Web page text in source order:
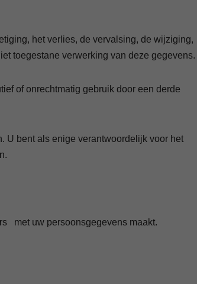
het verlies, de vervalsing, de wijziging,
toegestane verwerking van deze gegevens.
of onrechtmatig gebruik door een derde
U bent als enige verantwoordelijk voor het
met uw persoonsgegevens maakt.